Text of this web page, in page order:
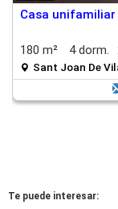
Casa unifamiliar
180 m² 4 dorm.
Sant Joan De
Te puede interesar: